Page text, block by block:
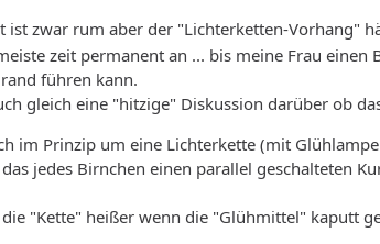
ist zwar rum aber der "Lichterketten-Vorhang"
zeit permanent an ... bis meine Frau
führen kann.
gleich eine "hitzige" Diskussion darüber ob
im Prinzip um eine Lichterkette (mit
jedes Birnchen einen parallel geschalteten
"Kette" heißer wenn die "Glühmittel" kaputt